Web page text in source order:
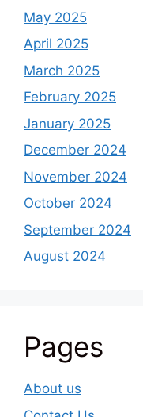
May 2025
April 2025
March 2025
February 2025
January 2025
December 2024
November 2024
October 2024
September 2024
August 2024
Pages
About us